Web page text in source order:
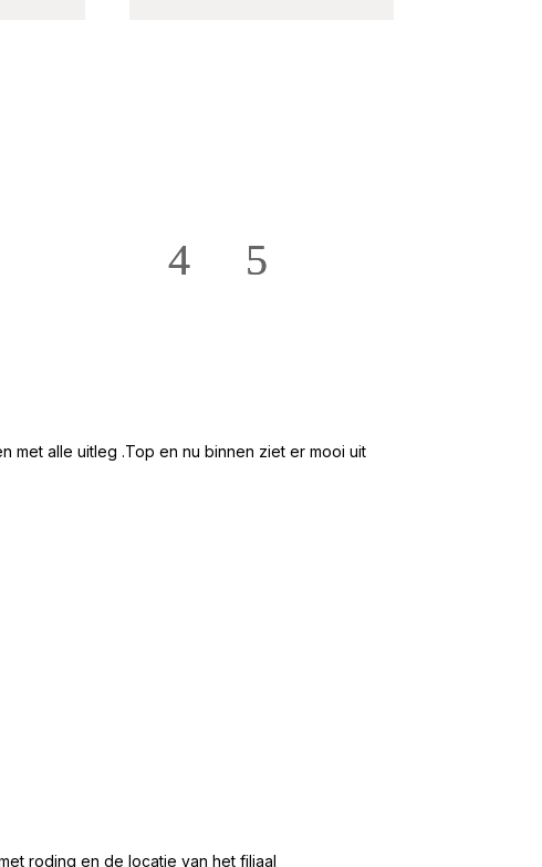
alle uitleg .Top en nu binnen ziet er mooi uit